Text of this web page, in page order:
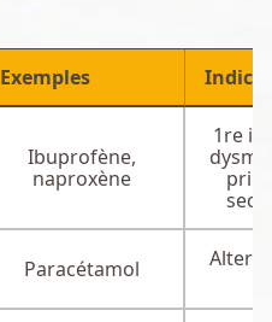
Exemples
Ibuprofène,
naproxène
1re
Paracétamol